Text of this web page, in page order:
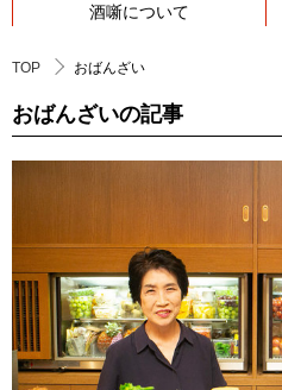
酒噺について
TOP おばんざい
おばんざいの記事